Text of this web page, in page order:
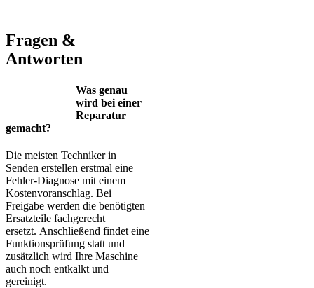
Fragen &
Antworten
Was genau
wird bei einer
Reparatur
gemacht?
Die meisten Techniker in
Senden erstellen erstmal eine
Fehler-Diagnose mit einem
Kostenvoranschlag. Bei
Freigabe werden die benötigten
Ersatzteile fachgerecht
ersetzt. Anschließend findet eine
Funktionsprüfung statt und
zusätzlich wird Ihre Maschine
auch noch entkalkt und
gereinigt.